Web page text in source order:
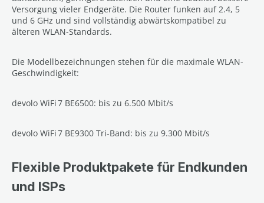
Versorgung vieler Endgeräte. Die Router funken auf 2.4, 5
und 6 GHz und sind vollständig abwärtskompatibel zu
älteren WLAN-Standards.
Die Modellbezeichnungen stehen für die maximale WLAN-
Geschwindigkeit:
devolo WiFi 7 BE6500: bis zu 6.500 Mbit/s
devolo WiFi 7 BE9300 Tri-Band: bis zu 9.300 Mbit/s
Flexible Produktpakete für Endkunden
und ISPs